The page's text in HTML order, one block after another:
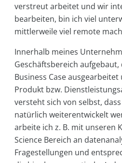
verstreut arbeitet und wir
bearbeiten, bin ich viel
mittlerweile viel remote
Innerhalb meines
Geschäftsbereich aufgebaut,
Business Case
Produkt bzw.
versteht sich von selbst,
natürlich weiterentwickelt
arbeite ich z. B. mit unseren
Science Bereich an
Fragestellungen und